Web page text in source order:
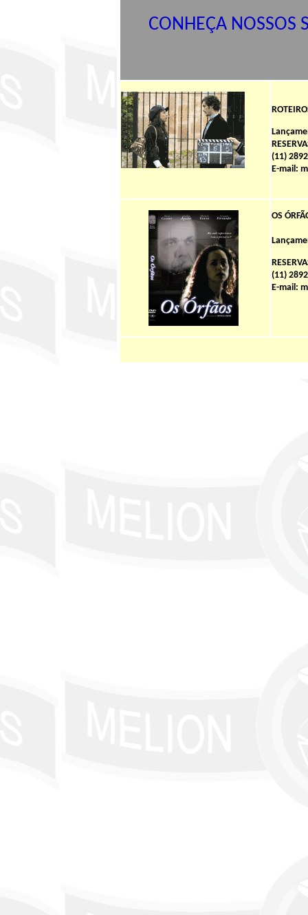
CONHEÇA NOSSOS
(11)
E-mail:
OS
(11)
E-mail: